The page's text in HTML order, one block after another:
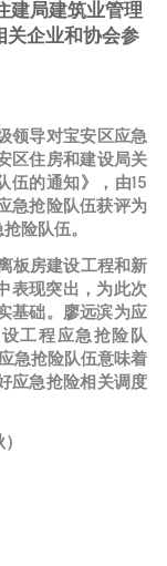
建局建筑业管理
关企业和协会参
领导对宝安区应急
区住房和建设局关
伍的通知》，由15
急抢险队伍获评为
险队伍。
板房建设工程和新
表现突出，为此次
基础。廖远滨为应
工程应急抢险队
急抢险队伍意味着
应急抢险相关调度